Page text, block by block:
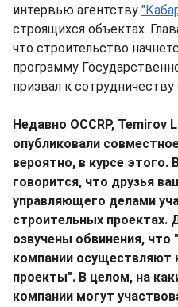
интервью агентству
строящихся объектах.
что строительство
программу
призвал к
Недавно OCCRP, Temirov
опубликовали
вероятно, в курсе этого.
говорится, что друзья
управляющего делами
строительных проектах.
озвучены обвинения, что
компании осуществляют
проекты". В целом, на
компании могут